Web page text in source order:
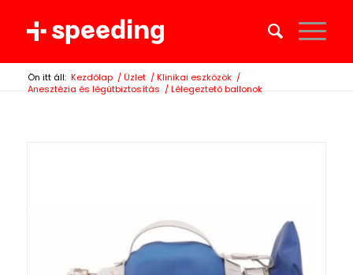
Ön itt áll: Kezdőlap / Üzlet / Klinikai eszközök /
Anesztézia és légútbiztosítás / Lélegeztető ballonok